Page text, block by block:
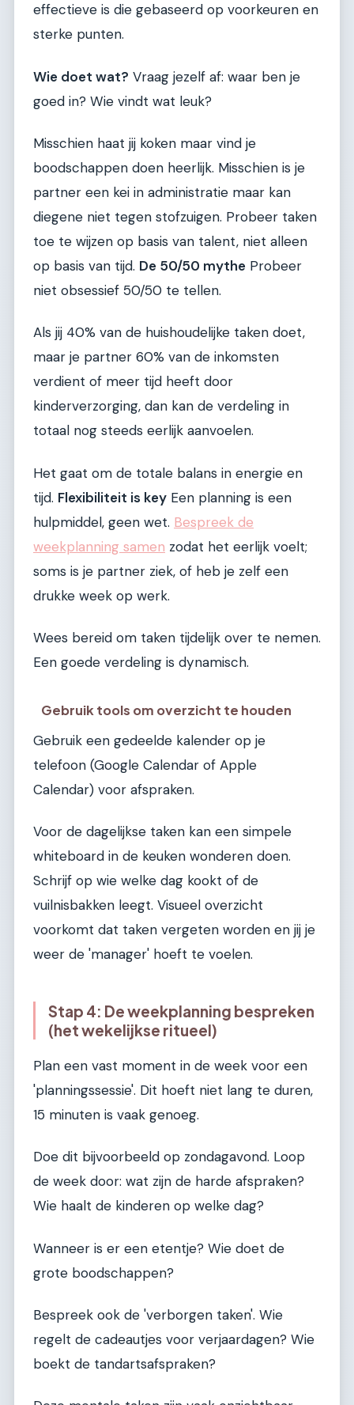
effectieve is die gebaseerd op voorkeuren en
sterke punten.
Wie doet wat? Vraag jezelf af: waar ben je
goed in? Wie vindt wat leuk?
Misschien haat jij koken maar vind je
boodschappen doen heerlijk. Misschien is je
partner een kei in administratie maar kan
diegene niet tegen stofzuigen. Probeer taken
toe te wijzen op basis van talent, niet alleen
op basis van tijd. De 50/50 mythe Probeer
niet obsessief 50/50 te tellen.
Als jij 40% van de huishoudelijke taken doet,
maar je partner 60% van de inkomsten
verdient of meer tijd heeft door
kinderverzorging, dan kan de verdeling in
totaal nog steeds eerlijk aanvoelen.
Het gaat om de totale balans in energie en
tijd. Flexibiliteit is key Een planning is een
hulpmiddel, geen wet. Bespreek de
weekplanning samen zodat het eerlijk voelt;
soms is je partner ziek, of heb je zelf een
drukke week op werk.
Wees bereid om taken tijdelijk over te nemen.
Een goede verdeling is dynamisch.
Gebruik tools om overzicht te houden
Gebruik een gedeelde kalender op je
telefoon (Google Calendar of Apple
Calendar) voor afspraken.
Voor de dagelijkse taken kan een simpele
whiteboard in de keuken wonderen doen.
Schrijf op wie welke dag kookt of de
vuilnisbakken leegt. Visueel overzicht
voorkomt dat taken vergeten worden en jij je
weer de 'manager' hoeft te voelen.
Stap 4: De weekplanning bespreken
(het wekelijkse ritueel)
Plan een vast moment in de week voor een
'planningssessie'. Dit hoeft niet lang te duren,
15 minuten is vaak genoeg.
Doe dit bijvoorbeeld op zondagavond. Loop
de week door: wat zijn de harde afspraken?
Wie haalt de kinderen op welke dag?
Wanneer is er een etentje? Wie doet de
grote boodschappen?
Bespreek ook de 'verborgen taken'. Wie
regelt de cadeautjes voor verjaardagen? Wie
boekt de tandartsafspraken?